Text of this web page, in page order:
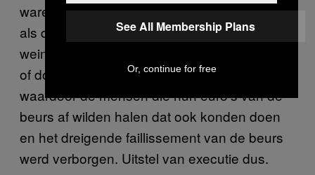
waren veel bitcoins weg van de beurs, maar
als de koers steeg, konden ze met de
weinige bitcoins die ze hadden meer euro’s
of dollars of yens op de beurs krijgen
waardoor de mensen die hun euro’s van de
beurs af wilden halen dat ook konden doen
en het dreigende faillissement van de beurs
werd verborgen. Uitstel van executie dus.
See All Membership Plans
Or, continue for free